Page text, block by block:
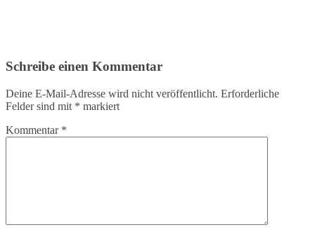
Schreibe einen Kommentar
Deine E-Mail-Adresse wird nicht veröffentlicht. Erforderliche
Felder sind mit * markiert
Kommentar *